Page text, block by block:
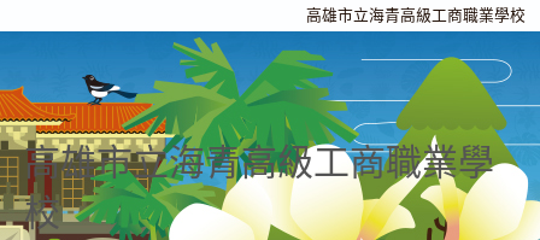
高雄市立海青高級工商職業學校
高雄市立海青高級工商職業學
校